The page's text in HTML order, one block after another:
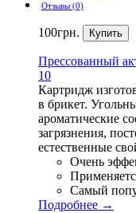
Отзывы (0)
100грн.
Прессованный
10
Картридж
в брикет.
ароматические
загрязнения,
естественные
Очень
Самый
Подробнее →